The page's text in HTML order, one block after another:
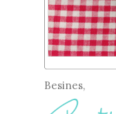
Besines,